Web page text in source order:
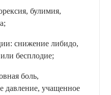
булимия,
снижение либидо,
бесплодие;
боль,
давление, учащенное